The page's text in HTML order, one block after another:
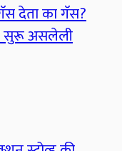
देता का गॅस?
सुरू असलेली